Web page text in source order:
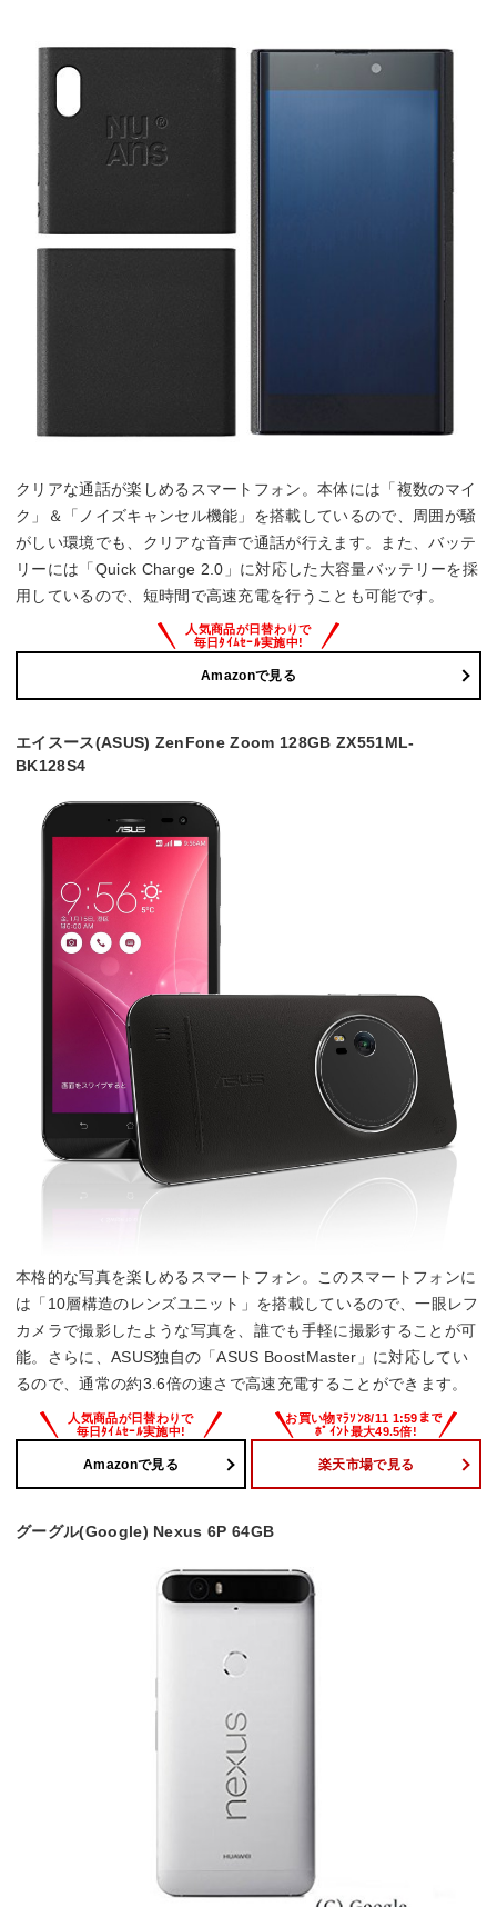
クリアな通話が楽しめるスマートフォン。本体には「複数のマイ
ク」＆「ノイズキャンセル機能」を搭載しているので、周囲が騒
がしい環境でも、クリアな音声で通話が行えます。また、バッテ
リーには「Quick Charge 2.0」に対応した大容量バッテリーを採
用しているので、短時間で高速充電を行うことも可能です。
Amazonで見る
エイスース(ASUS) ZenFone Zoom 128GB ZX551ML-
BK128S4
本格的な写真を楽しめるスマートフォン。このスマートフォンに
は「10層構造のレンズユニット」を搭載しているので、一眼レフ
カメラで撮影したような写真を、誰でも手軽に撮影することが可
能。さらに、ASUS独自の「ASUS BoostMaster」に対応してい
るので、通常の約3.6倍の速さで高速充電することができます。
Amazonで見る 楽天市場で見る
グーグル(Google) Nexus 6P 64GB